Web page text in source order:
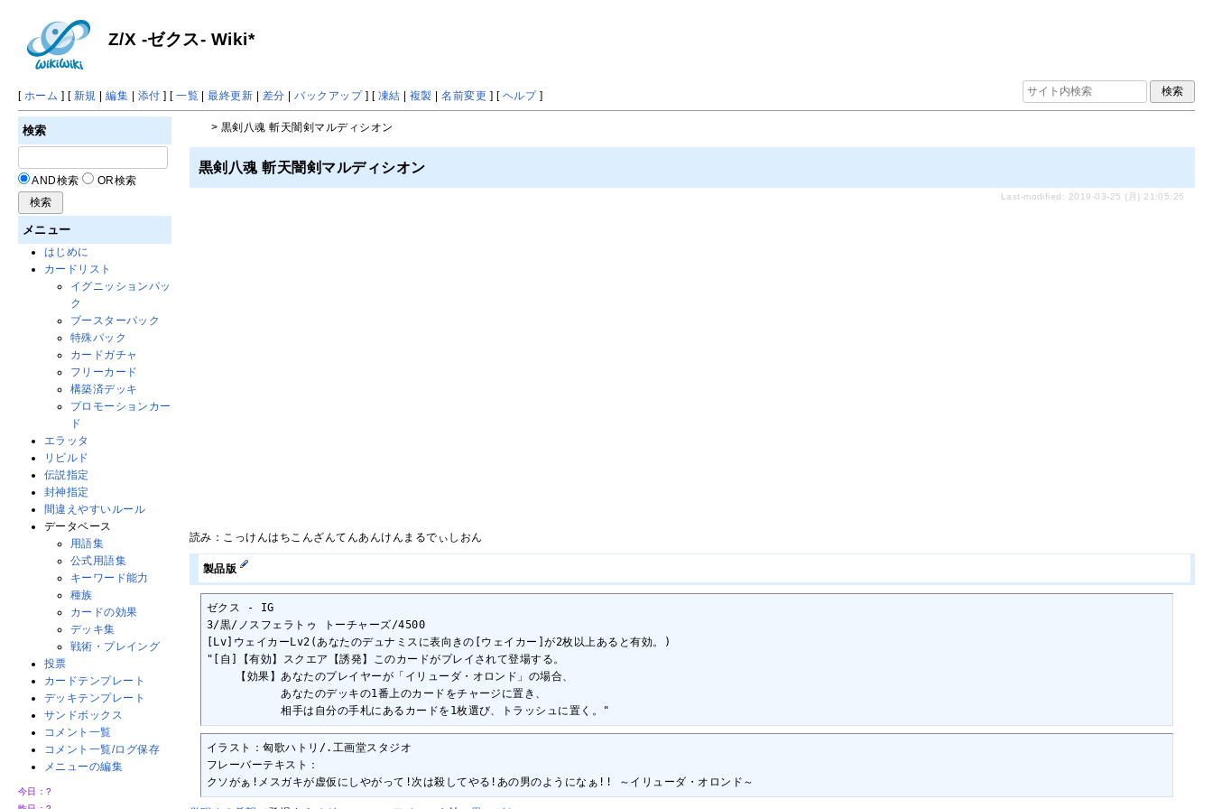
Z/X -ゼクス- Wiki*
[ ホーム ] [ 新規 |編集 | 添付 ] [一覧 |最終更新 | 差分 |バックアップ] [ 凍結 | 複製 |名前変更 ] [ ヘルプ]
> 黒剣八魂 斬天闇剣マルディシオン
黒剣八魂 斬天闇剣マルディシオン
Last-modified: 2019-03-25 (月) 21:05:26
読み：こっけんはちこんざんてんあんけんまるでぃしおん
製品版
ゼクス - IG
3/黒/ノスフェラトゥ トーチャーズ/4500
[Lv]ウェイカーLv2(あなたのデュナミスに表向きの[ウェイカー]が2枚以上あると有効。)
"[自]【有効】スクエア【誘発】このカードがプレイされて登場する。
【効果】あなたのプレイヤーが「イリューダ・オロンド」の場合、
あなたのデッキの1番上のカードをチャージに置き、
相手は自分の手札にあるカードを1枚選び、トラッシュに置く。"
イラスト：匈歌ハトリ/.工画堂スタジオ
フレーバーテキスト：
クソがぁ!メスガキが虚仮にしやがって!次は殺してやる!あの男のようになぁ!! ～イリューダ・オロンド～
検索
AND検索 OR検索
メニュー
はじめに
カードリスト
イグニッションパッ
ク
ブースターパック
特殊パック
カードガチャ
フリーカード
構築済デッキ
プロモーションカー
ド
エラッタ
リビルド
伝説指定
封神指定
間違えやすいルール
データベース
用語集
公式用語集
キーワード能力
種族
カードの効果
デッキ集
戦術・プレイング
投票
カードテンプレート
デッキテンプレート
サンドボックス
コメント一覧
コメント一覧/ログ保存
メニューの編集
今日：?